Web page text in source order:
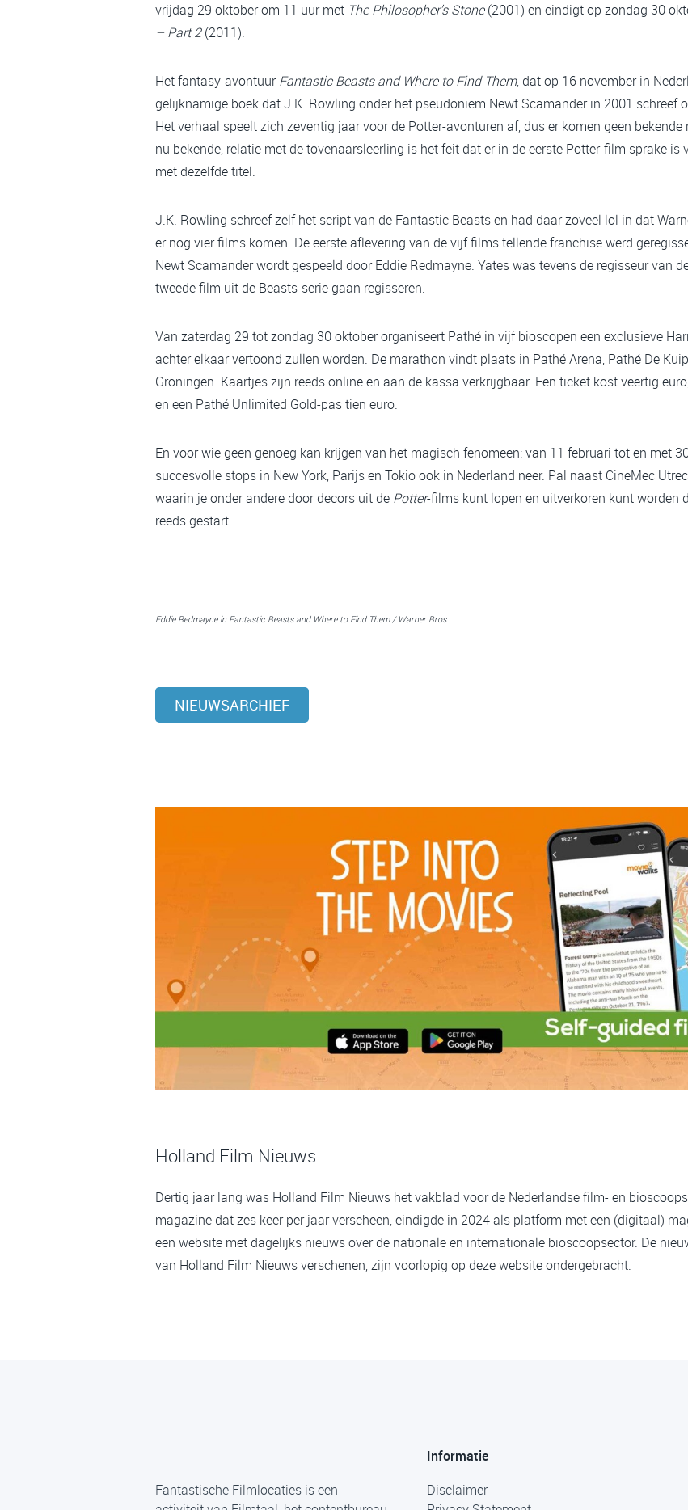
vrijdag 29 oktober om 11 uur met The Philosopher’s Stone(2001) en eindigt op zondag 30
– Part 2(2011).
Het fantasy-avontuurFantastic Beasts and Where to Find Them, dat op 16 november in
gelijknamige boek dat J.K. Rowling onder het pseudoniem Newt Scamander in 2001 schreef
Het verhaal speelt zich zeventig jaar voor de Potter-avonturen af, dus er komen geen
nu bekende, relatie met de tovenaarsleerling is het feit dat er in de eerste Potter-film sprake
met dezelfde titel.
J.K. Rowling schreef zelf het script van de Fantastic Beasts en had daar zoveel lol in dat
er nog vier films komen. De eerste aflevering van de vijf films tellende franchise werd
Newt Scamander wordt gespeeld door Eddie Redmayne. Yates was tevens de regisseur van
tweede film uit de Beasts-serie gaan regisseren.
Van zaterdag 29 tot zondag 30 oktober organiseert Pathé in vijf bioscopen een exclusieve
achter elkaar vertoond zullen worden. De marathon vindt plaats in Pathé Arena, Pathé De
Groningen. Kaartjes zijn reeds online en aan de kassa verkrijgbaar. Een ticket kost veertig
en een Pathé Unlimited Gold-pas tien euro.
En voor wie geen genoeg kan krijgen van het magisch fenomeen: van 11 februari tot en met
succesvolle stops in New York, Parijs en Tokio ook in Nederland neer. Pal naast CineMec
waarin je onder andere door decors uit de Potter-films kunt lopen en uitverkoren kunt worden
reeds gestart.
Eddie Redmayne in Fantastic Beasts and Where to Find Them / Warner Bros.
NIEUWSARCHIEF
Holland Film Nieuws
Dertig jaar lang was Holland Film Nieuws het vakblad voor de Nederlandse film- en
magazine dat zes keer per jaar verscheen, eindigde in 2024 als platform met een (digitaal)
een website met dagelijks nieuws over de nationale en internationale bioscoopsector. De
van Holland Film Nieuws verschenen, zijn voorlopig op deze website ondergebracht.
Fantastische Filmlocaties is een
Informatie
Disclaimer